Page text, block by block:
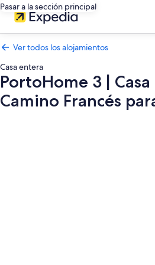
Pasar a la sección principal
Ver todos los alojamientos
Casa entera
PortoHome 3 |
Camino Francés